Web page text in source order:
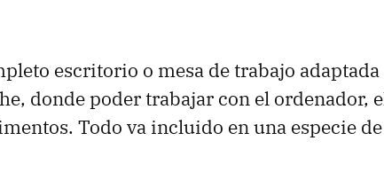
escritorio o mesa de trabajo
donde poder trabajar con el ordenador,
Todo va incluido en una especie de